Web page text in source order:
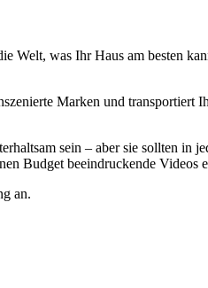
was Ihr Haus am besten
Marken und transportiert
sein – aber sie sollten in
Budget beeindruckende Videos
an.